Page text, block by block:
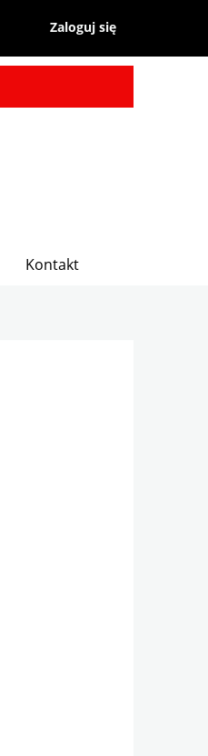
Zaloguj się
Kontakt